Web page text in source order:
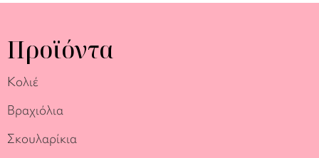
Προϊόντα
Κολιέ
Βραχιόλια
Σκουλαρίκια